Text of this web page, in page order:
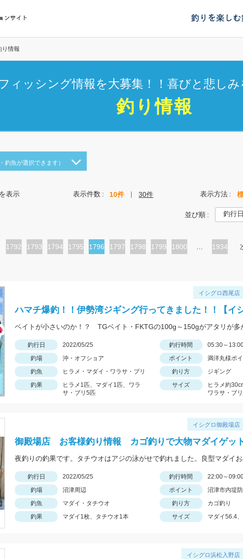
ンサイト 釣りを楽しむ
り情報
ィッシング情報を大募集！！喜びと悲しみ
釣り情報
釣魚が選択できます）
表示 表示件数 10件 30件 表示方法
並び順
ペ
1792
ペ
1793
ペ
1794
ペ
1795
カ
ペ
1796
ペ
1797
ペ
1798
ペ
1799
ペ
1800 1934
イシグロ西尾店
ハマチ爆釣！！伊勢湾ジギング行ってきました！！【イ
ベイトが小さいのか！？ TGベイト・FKTGの100g～150gがアタリが多
釣行日 2022/05/25 釣行時間
05:30～
釣場
沖・オフショア ポイント
満洋丸様ポ
釣魚
ヒラメ・マダイ・ワラサ・ブリ 釣り方
ジギング
釣果
ヒラメ1匹、マダイ1匹、ワラ
サ・ブリ5匹
サイズ
ヒラメ約
ワラサ・ブ
イシグロ御殿場店
御殿場店 お客様釣り情報 カゴ釣りで大物マダイゲッ
釣行日 2022/05/25 釣行時間
22:00～
釣場
沼津周辺 ポイント
沼津市内堤防
釣魚
マダイ・タチウオ 釣り方
カゴ釣り
釣果
マダイ1枚、タチウオ1本 サイズ マダイ56.4
イシグロ浜松入野店